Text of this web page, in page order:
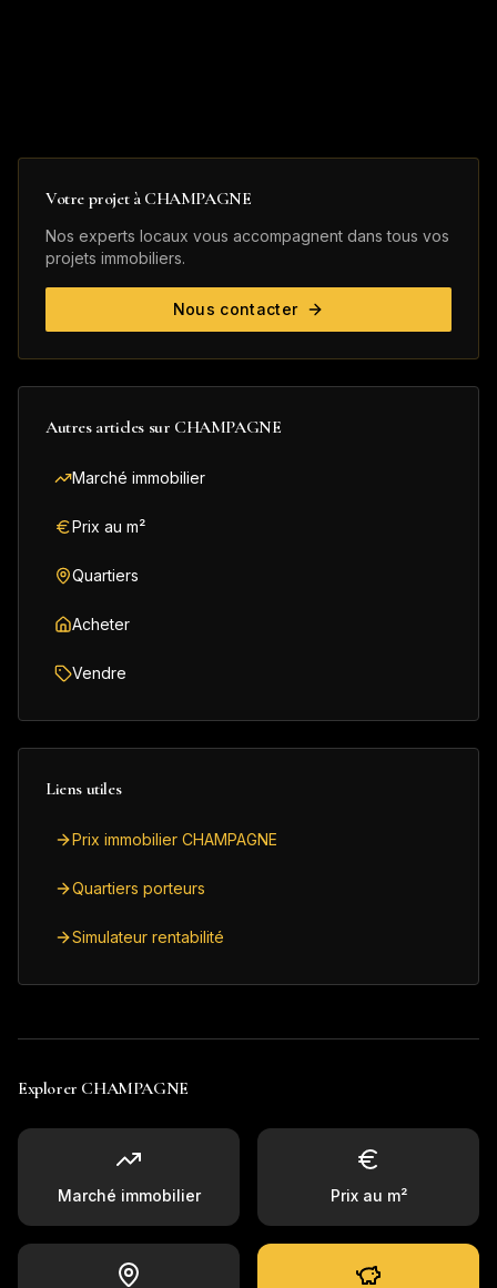
Votre projet à CHAMPAGNE
Nos experts locaux vous accompagnent dans tous vos
projets immobiliers.
Nous contacter
Autres articles sur CHAMPAGNE
Marché immobilier
Prix au m²
Quartiers
Acheter
Vendre
Liens utiles
Prix immobilier CHAMPAGNE
Quartiers porteurs
Simulateur rentabilité
Explorer CHAMPAGNE
Marché immobilier Prix au m²